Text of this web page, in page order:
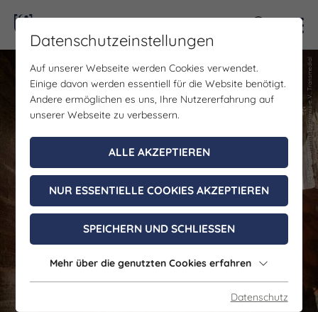
(c) Saale-Unstrut-Tourismus-e.V., Transmedial
(c) Saale-Unstrut-Tourismus-e.V., Transmedial
Datenschutzeinstellungen
Auf unserer Webseite werden Cookies verwendet.
Einige davon werden essentiell für die Website benötigt.
Andere ermöglichen es uns, Ihre Nutzererfahrung auf
unserer Webseite zu verbessern.
ALLE AKZEPTIEREN
NUR ESSENTIELLE COOKIES AKZEPTIEREN
SPEICHERN UND SCHLIESSEN
Mehr über die genutzten Cookies erfahren
Datenschutz